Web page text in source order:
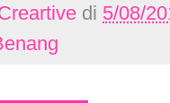
di 5/08/